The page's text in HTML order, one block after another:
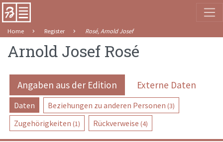
Home Register Rosé, Arnold Josef
Arnold Josef Rosé
Angaben aus der Edition Externe Daten
Daten Beziehungen zu anderen Personen (3)
Zugehörigkeiten (1) Rückverweise (4)